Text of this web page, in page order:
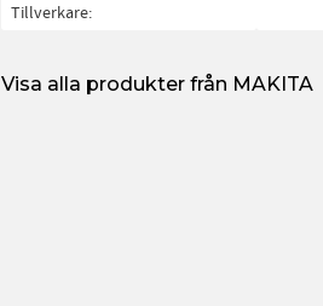
Tillverkare
Visa alla produkter från MAKITA